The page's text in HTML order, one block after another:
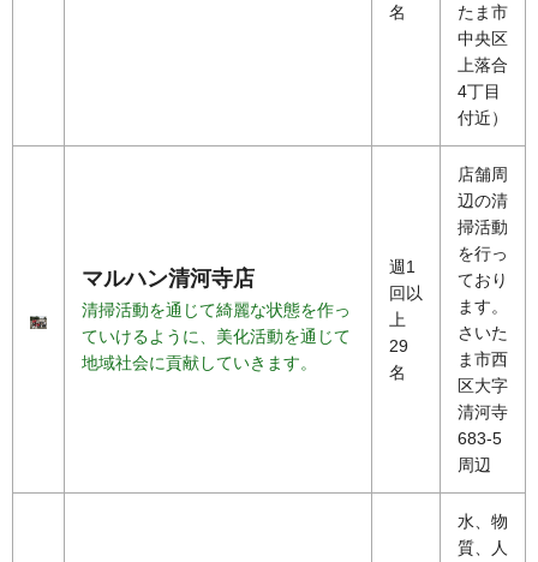
名
たま市
中央区
上落合
4丁目
付近）
マルハン清河寺店
清掃活動を通じて綺麗な状態を作っ
ていけるように、美化活動を通じて
地域社会に貢献していきます。
週1
回以
上
29
名
店舗周
辺の清
掃活動
を行っ
ており
ます。
さいた
ま市西
区大字
清河寺
683-5
周辺
水、物
質、人